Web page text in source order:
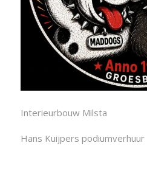
Interieurbouw Milsta
Hans Kuijpers podiumverhuur